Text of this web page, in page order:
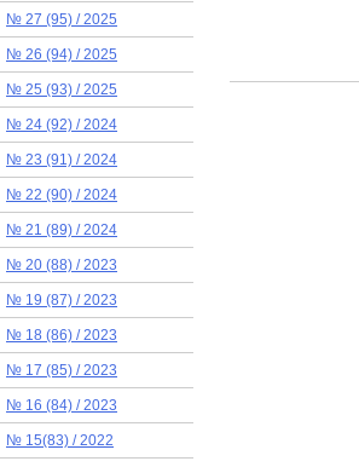
№ 27 (95) / 2025
№ 26 (94) / 2025
№ 25 (93) / 2025
№ 24 (92) / 2024
№ 23 (91) / 2024
№ 22 (90) / 2024
№ 21 (89) / 2024
№ 20 (88) / 2023
№ 19 (87) / 2023
№ 18 (86) / 2023
№ 17 (85) / 2023
№ 16 (84) / 2023
№ 15(83) / 2022